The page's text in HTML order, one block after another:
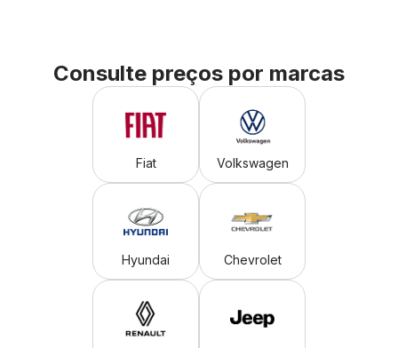
Consulte preços por marcas
Fiat Volkswagen
Hyundai Chevrolet